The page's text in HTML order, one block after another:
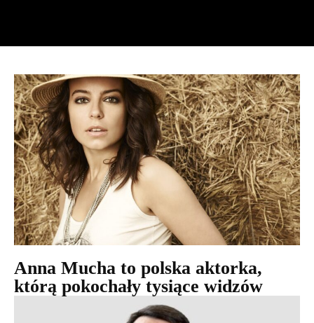
Anna Mucha to polska aktorka,
którą pokochały tysiące widzów